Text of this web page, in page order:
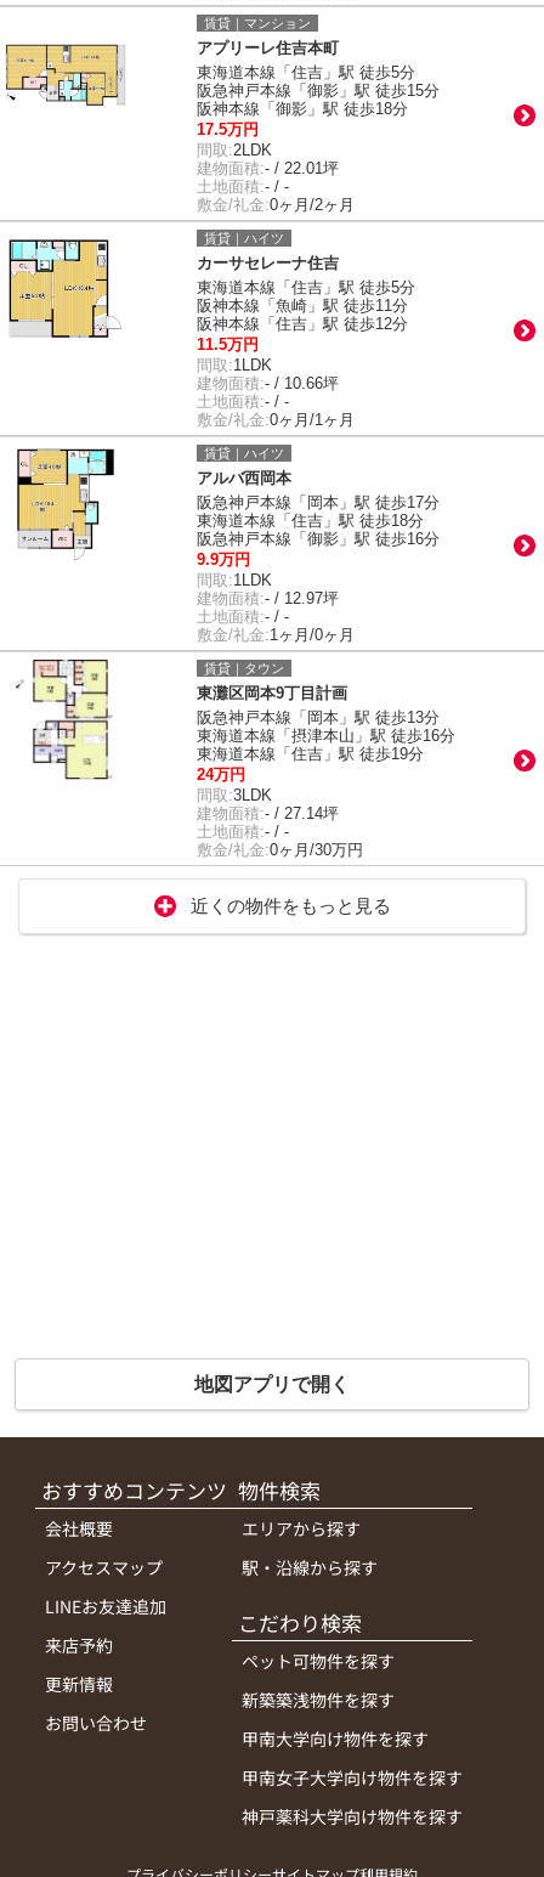
賃貸｜マンション
アプリーレ住吉本町
東海道本線「住吉」駅 徒歩5分
阪急神戸本線「御影」駅 徒歩15分
阪神本線「御影」駅 徒歩18分
17.5万円
間取:2LDK
建物面積:- / 22.01坪
土地面積:- / -
敷金/礼金:0ヶ月/2ヶ月
賃貸｜ハイツ
カーサセレーナ住吉
東海道本線「住吉」駅 徒歩5分
阪神本線「魚崎」駅 徒歩11分
阪神本線「住吉」駅 徒歩12分
11.5万円
間取:1LDK
建物面積:- / 10.66坪
土地面積:- / -
敷金/礼金:0ヶ月/1ヶ月
賃貸｜ハイツ
アルバ西岡本
阪急神戸本線「岡本」駅 徒歩17分
東海道本線「住吉」駅 徒歩18分
阪急神戸本線「御影」駅 徒歩16分
9.9万円
間取:1LDK
建物面積:- / 12.97坪
土地面積:- / -
敷金/礼金:1ヶ月/0ヶ月
賃貸｜タウン
東灘区岡本9丁目計画
阪急神戸本線「岡本」駅 徒歩13分
東海道本線「摂津本山」駅 徒歩16分
東海道本線「住吉」駅 徒歩19分
24万円
間取:3LDK
建物面積:- / 27.14坪
土地面積:- / -
敷金/礼金:0ヶ月/30万円
近くの物件をもっと見る
地図アプリで開く
おすすめコンテンツ
会社概要
アクセスマップ
LINEお友達追加
来店予約
更新情報
お問い合わせ
物件検索
エリアから探す
駅・沿線から探す
こだわり検索
ペット可物件を探す
新築築浅物件を探す
甲南大学向け物件を探す
甲南女子大学向け物件を探す
神戸薬科大学向け物件を探す